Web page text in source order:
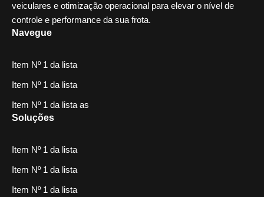
veiculares e otimização operacional para elevar o nível de
controle e performance da sua frota.
Navegue
Item Nº 1 da lista
Item Nº 1 da lista
Item Nº 1 da lista as
Soluções
Item Nº 1 da lista
Item Nº 1 da lista
Item Nº 1 da lista